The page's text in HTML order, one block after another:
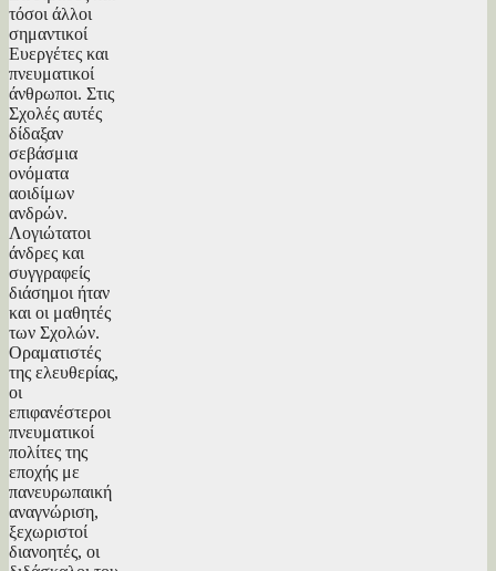
τόσοι άλλοι
σημαντικοί
Ευεργέτες και
πνευματικοί
άνθρωποι. Στις
Σχολές αυτές
δίδαξαν
σεβάσμια
ονόματα
αοιδίμων
ανδρών.
Λογιώτατοι
άνδρες και
συγγραφείς
διάσημοι ήταν
και οι μαθητές
των Σχολών.
Οραματιστές
της ελευθερίας,
οι
επιφανέστεροι
πνευματικοί
πολίτες της
εποχής με
πανευρωπαική
αναγνώριση,
ξεχωριστοί
διανοητές, οι